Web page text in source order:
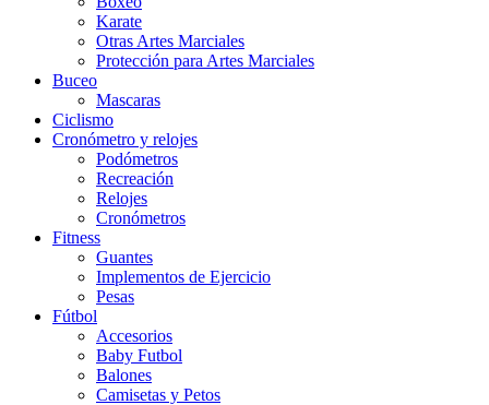
Karate
Otras Artes Marciales
Protección para Artes Marciales
Buceo
Mascaras
Ciclismo
Cronómetro y relojes
Podómetros
Recreación
Relojes
Cronómetros
Fitness
Guantes
Implementos de Ejercicio
Pesas
Fútbol
Accesorios
Baby Futbol
Balones
Camisetas y Petos